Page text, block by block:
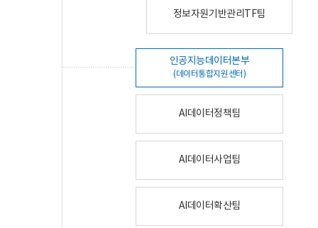
정보자원기반관리TF팀
인공지능데이터본부
(데이터통합지원센터)
AI데이터정책팀
AI데이터사업팀
AI데이터확산팀